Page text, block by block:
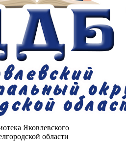
Яковлевского
области